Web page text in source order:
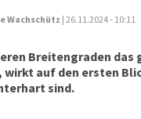
Wachschütz | 26.11.2024 - 10:11
Breitengraden
auf den ersten
sind.